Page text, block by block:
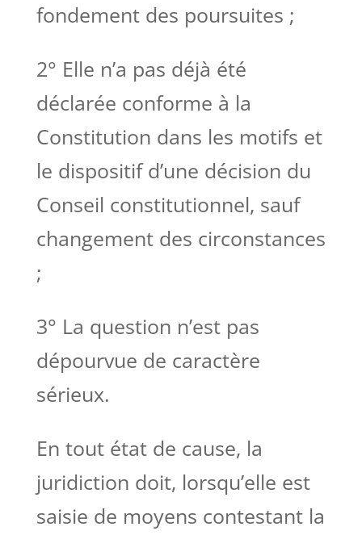
fondement des poursuites ;
2° Elle n’a pas déjà été
déclarée conforme à la
Constitution dans les motifs et
le dispositif d’une décision du
Conseil constitutionnel, sauf
changement des circonstances
;
3° La question n’est pas
dépourvue de caractère
sérieux.
En tout état de cause, la
juridiction doit, lorsqu’elle est
saisie de moyens contestant la